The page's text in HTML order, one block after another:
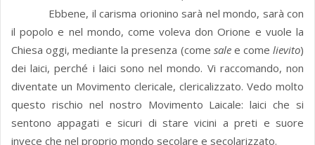
Ebbene, il carisma orionino sarà nel mondo, sarà con
il popolo e nel mondo, come voleva don Orione e vuole la
Chiesa oggi, mediante la presenza (come salee comelievito)
dei laici, perché i laici sono nel mondo. Vi raccomando, non
diventate un Movimento clericale, clericalizzato. Vedo molto
questo rischio nel nostro Movimento Laicale: laici che si
sentono appagati e sicuri di stare vicini a preti e suore
invece che nel proprio mondo secolare e secolarizzato.